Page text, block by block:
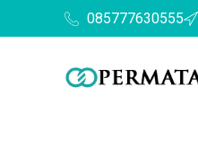
085777630555